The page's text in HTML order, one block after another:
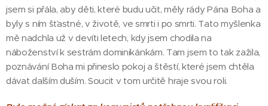
jsem si přála, aby děti, které budu učit, měly rády Pána Boha a
byly s ním šťastné, v životě, ve smrti i po smrti. Tato myšlenka
mě nadchla už v devíti letech, kdy jsem chodila na
náboženství k sestrám dominikánkám. Tam jsem to tak zažila,
poznávání Boha mi přineslo pokoj a štěstí, které jsem chtěla
dávat dalším duším. Soucit v tom určitě hraje svou roli.